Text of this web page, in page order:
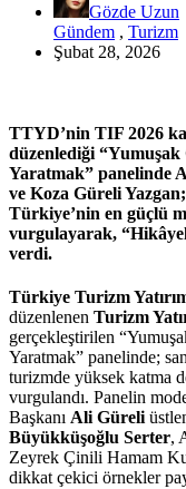
Gözde Uzun
Gündem , Turizm
Şubat 28, 2026
TTYD’nin TIF 2026
düzenlediği
Yaratmak” panelinde
ve Koza Güreli
Türkiye’nin en güçlü
vurgulayarak,
verdi.
Türkiye Turizm
düzenlenen Turizm
gerçekleştirilen
Yaratmak” panelinde;
turizmde yüksek katma
vurgulandı. Panelin
Başkanı Ali Güreli
Büyükküşoğlu Serter,
Zeyrek Çinili Hamam
dikkat çekici örnekler